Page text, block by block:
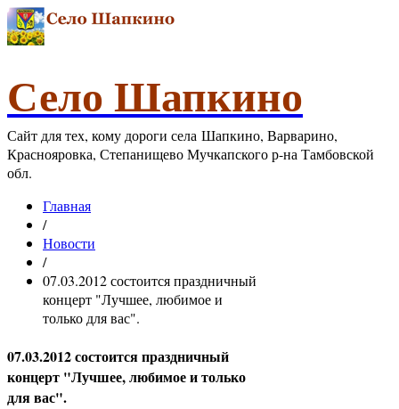
Село Шапкино
Сайт для тех, кому дороги села Шапкино, Варварино,
Краснояровка, Степанищево Мучкапского р-на Тамбовской
обл.
Главная
/
Новости
/
07.03.2012 состоится праздничный
концерт "Лучшее, любимое и
только для вас".
07.03.2012 состоится праздничный
концерт "Лучшее, любимое и только
для вас".